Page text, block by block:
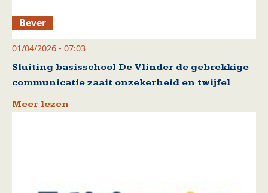
Bever
01/04/2026 - 07:03
Sluiting basisschool De Vlinder de gebrekkige
communicatie zaait onzekerheid en twijfel
Meer lezen